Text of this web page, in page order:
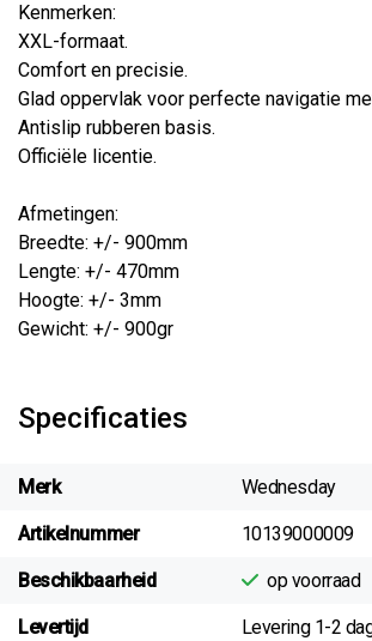
Kenmerken:
XXL-formaat.
Comfort en precisie.
Glad oppervlak voor perfecte navigatie
Antislip rubberen basis.
Officiële licentie.
Afmetingen:
Breedte: +/- 900mm
Lengte: +/- 470mm
Hoogte: +/- 3mm
Gewicht: +/- 900gr
Specificaties
Merk Wednesday
Artikelnummer 10139000009
Beschikbaarheid op voorraad
Levertijd
Levering 1-2